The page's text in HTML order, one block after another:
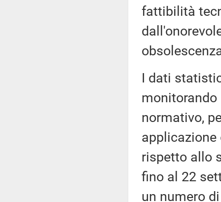
fattibilità
I dati
normativo,
rispetto allo
fino al 22
un numero